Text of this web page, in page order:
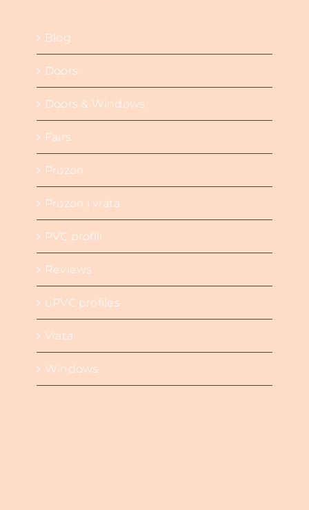
Blog
Doors
Doors & Windows
Fairs
Prozori
Prozori i vrata
PVC profili
Reviews
uPVC profiles
Vrata
Windows